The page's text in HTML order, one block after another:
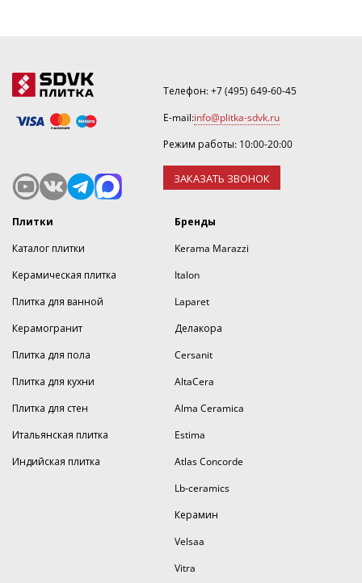
Телефон:+7 (495) 649-60-45
E-mail:info@plitka-sdvk.ru
Режим работы: 10:00-20:00
ЗАКАЗАТЬ ЗВОНОК
Плитки
Каталог плитки
Керамическая плитка
Плитка для ванной
Керамогранит
Плитка для пола
Плитка для кухни
Плитка для стен
Итальянская плитка
Индийская плитка
Бренды
Kerama Marazzi
Italon
Laparet
Делакора
Cersanit
AltaCera
Alma Ceramica
Estima
Atlas Concorde
Lb-ceramics
Керамин
Velsaa
Vitra